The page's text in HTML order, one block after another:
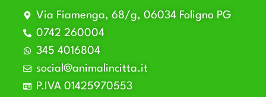
Via Fiamenga, 68/g, 06034 Foligno PG
0742 260004
345 4016804
social@animalincitta.it
P.IVA 01425970553